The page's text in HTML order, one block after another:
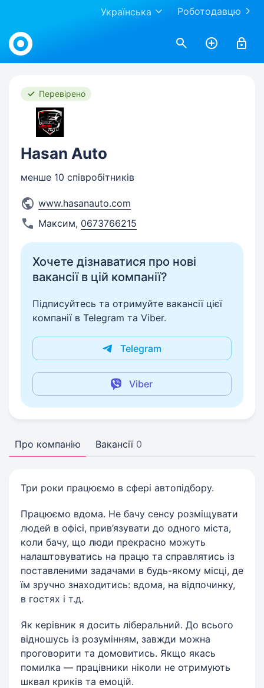
Роботодавцю
Українська
Work.ua
Перевірено
Hasan Auto
менше 10 співробітників
www.hasanauto.com
Максим, 0673766215
Хочете дізнаватися про нові
вакансії в цій компанії?
Підписуйтесь та отримуйте вакансії цієї
компанії в Telegram та Viber.
Telegram
Viber
Про компанію Вакансії 0
Три роки працюємо в сфері автопідбору.
Працюємо вдома. Не бачу сенсу розміщувати
людей в офісі, прив’язувати до одного міста,
коли бачу, що люди прекрасно можуть
налаштовуватись на працю та справлятись із
поставленими задачами в будь-якому місці, де
їм зручно знаходитись: вдома, на відпочинку,
в гостях і т.д.
Як керівник я досить ліберальний. До всього
відношусь із розумінням, завжди можна
проговорити та домовитись. Якщо якась
помилка — працівники ніколи не отримують
шквал криків та емоцій.